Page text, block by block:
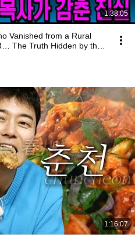
1:38:05
Vanished from a Rural
The Truth Hidden by the
1:16:07